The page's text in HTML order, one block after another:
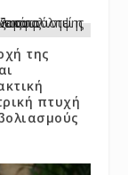
της
πτυχή